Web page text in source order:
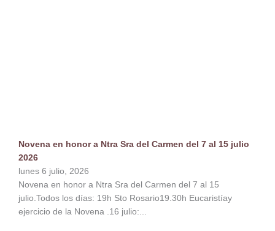
Novena en honor a Ntra Sra del Carmen del 7 al 15 julio
2026
lunes 6 julio, 2026
Novena en honor a Ntra Sra del Carmen del 7 al 15
julio.Todos los días: 19h Sto Rosario19.30h Eucaristíay
ejercicio de la Novena .16 julio: